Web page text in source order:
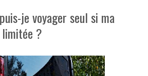
je voyager seul si ma
?